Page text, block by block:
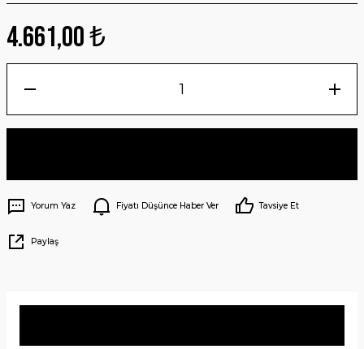
4.661,00 ₺
Yorum Yaz Fiyatı Düşünce Haber Ver Tavsiye Et
Paylaş